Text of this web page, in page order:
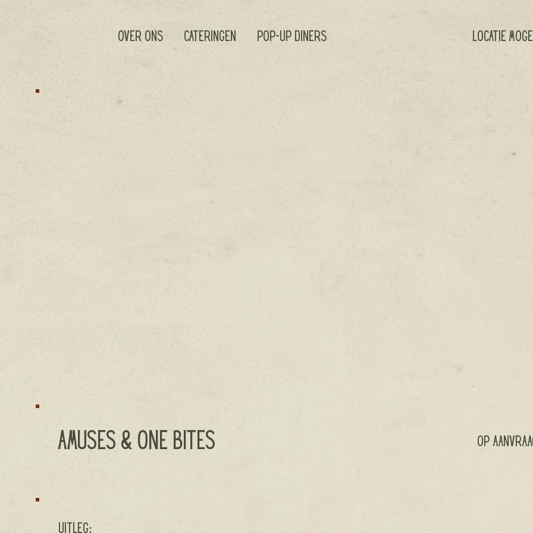
OVER ONS CATERINGEN POP-UP DINERS LOCATIE
Uitleg:
Amuses & One bites op